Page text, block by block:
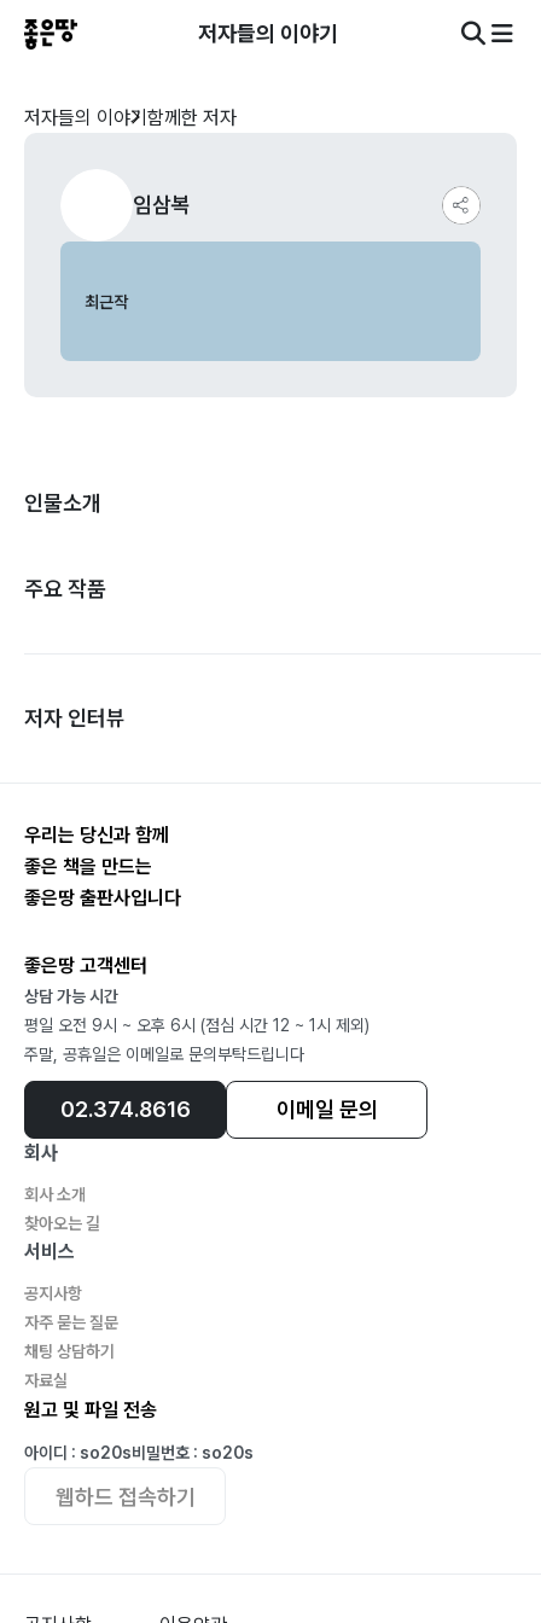
저자들의 이야기
저자들의 이야기 함께한 저자
임삼복
최근작
인물소개
주요 작품
저자 인터뷰
우리는 당신과 함께
좋은 책을 만드는
좋은땅 출판사입니다
좋은땅 고객센터
상담 가능 시간
평일 오전 9시 ~ 오후 6시 (점심 시간 12 ~ 1시 제외)
주말, 공휴일은 이메일로 문의부탁드립니다
02.374.8616 이메일 문의
회사
회사 소개
찾아오는 길
서비스
공지사항
자주 묻는 질문
채팅 상담하기
자료실
원고 및 파일 전송
아이디 : so20s비밀번호 : so20s
웹하드 접속하기